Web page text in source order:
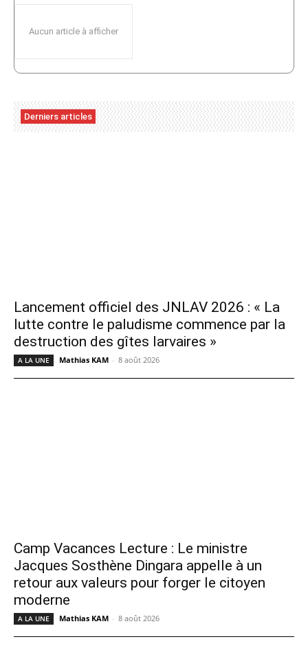
Aucun article à afficher
Derniers articles
Lancement officiel des JNLAV 2026 : « La
lutte contre le paludisme commence par la
destruction des gîtes larvaires »
A LA UNE Mathias KAM - 8 août 2026
Camp Vacances Lecture : Le ministre
Jacques Sosthène Dingara appelle à un
retour aux valeurs pour forger le citoyen
moderne
A LA UNE Mathias KAM - 8 août 2026